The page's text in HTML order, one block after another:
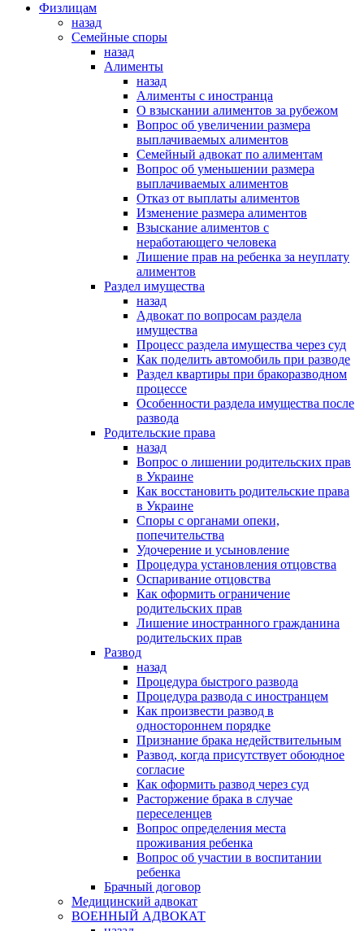
Физлицам
назад
Семейные споры
назад
Алименты
назад
Алименты с иностранца
О взыскании алиментов за рубежом
Вопрос об увеличении размера
выплачиваемых алиментов
Семейный адвокат по алиментам
Вопрос об уменьшении размера
выплачиваемых алиментов
Отказ от выплаты алиментов
Изменение размера алиментов
Взыскание алиментов с
неработающего человека
Лишение прав на ребенка за неуплату
алиментов
Раздел имущества
назад
Адвокат по вопросам раздела
имущества
Процесс раздела имущества через суд
Как поделить автомобиль при разводе
Раздел квартиры при бракоразводном
процессе
Особенности раздела имущества после
развода
Родительские права
назад
Вопрос о лишении родительских прав
в Украине
Как восстановить родительские права
в Украине
Споры с органами опеки,
попечительства
Удочерение и усыновление
Процедура установления отцовства
Оспаривание отцовства
Как оформить ограничение
родительских прав
Лишение иностранного гражданина
родительских прав
Развод
назад
Процедура быстрого развода
Процедура развода с иностранцем
Как произвести развод в
одностороннем порядке
Признание брака недействительным
Развод, когда присутствует обоюдное
согласие
Как оформить развод через суд
Расторжение брака в случае
переселенцев
Вопрос определения места
проживания ребенка
Вопрос об участии в воспитании
ребенка
Брачный договор
Медицинский адвокат
ВОЕННЫЙ АДВОКАТ